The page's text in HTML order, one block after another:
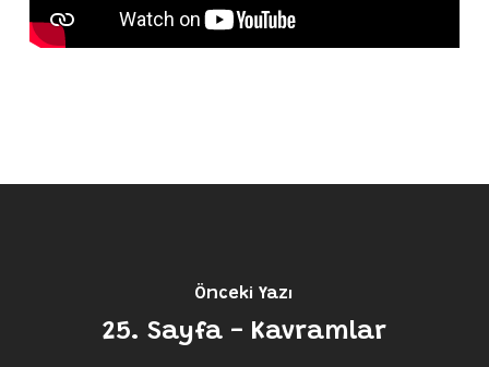
Önceki Yazı
25. Sayfa - Kavramlar